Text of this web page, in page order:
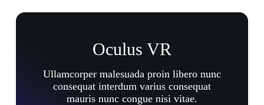
Oculus VR
Ullamcorper malesuada proin libero nunc
consequat interdum varius consequat
mauris nunc congue nisi vitae.